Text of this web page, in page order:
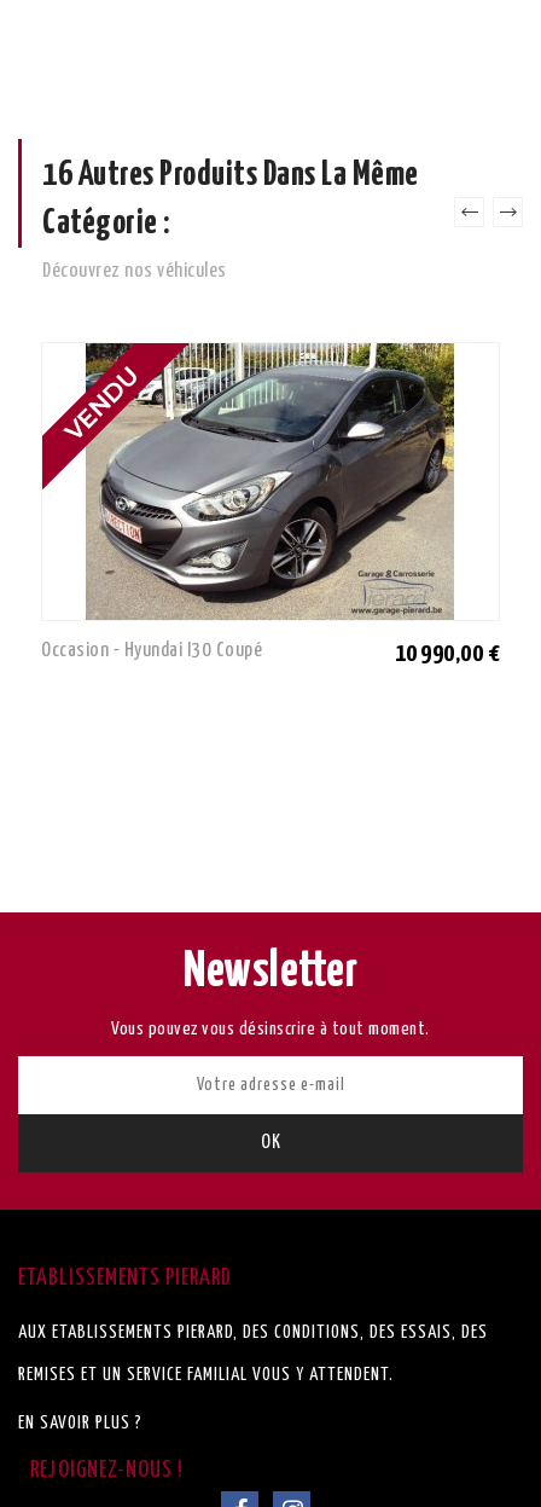
16 Autres Produits Dans La Même
Catégorie :
Découvrez nos véhicules
Occasion - Hyundai I30 Coupé 10 990,00 €
Newsletter
Vous pouvez vous désinscrire à tout moment.
ETABLISSEMENTS PIERARD
AUX ETABLISSEMENTS PIERARD, DES CONDITIONS, DES ESSAIS, DES
REMISES ET UN SERVICE FAMILIAL VOUS Y ATTENDENT.
EN SAVOIR PLUS ?